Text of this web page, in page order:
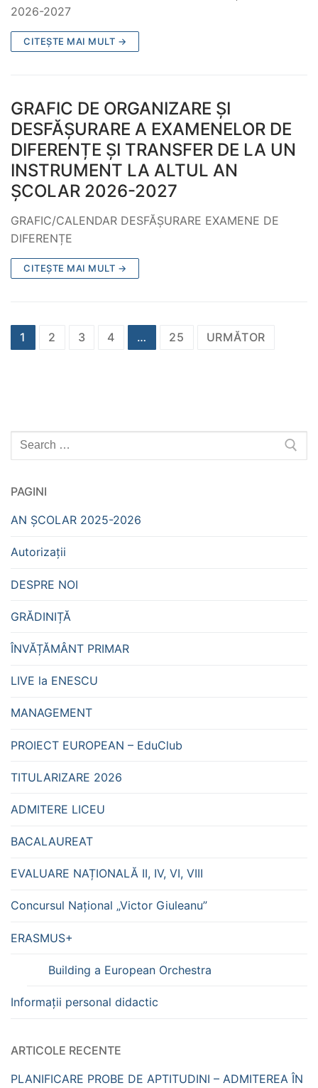
2026-2027
CITEȘTE MAI MULT →
GRAFIC DE ORGANIZARE ȘI
DESFĂȘURARE A EXAMENELOR DE
DIFERENȚE ȘI TRANSFER DE LA UN
INSTRUMENT LA ALTUL AN
ȘCOLAR 2026-2027
GRAFIC/CALENDAR DESFĂȘURARE EXAMENE DE
DIFERENȚE
CITEȘTE MAI MULT →
Navigare
1 2 3 4 … 25 URMĂTOR
Caută
după:
PAGINI
AN ȘCOLAR 2025-2026
Autorizații
DESPRE NOI
GRĂDINIȚĂ
ÎNVĂȚĂMÂNT PRIMAR
LIVE la ENESCU
MANAGEMENT
PROIECT EUROPEAN – EduClub
TITULARIZARE 2026
ADMITERE LICEU
BACALAUREAT
EVALUARE NAȚIONALĂ II, IV, VI, VIII
Concursul Național „Victor Giuleanu”
ERASMUS+
Building a European Orchestra
Informații personal didactic
ARTICOLE RECENTE
PLANIFICARE PROBE DE APTITUDINI – ADMITEREA ÎN